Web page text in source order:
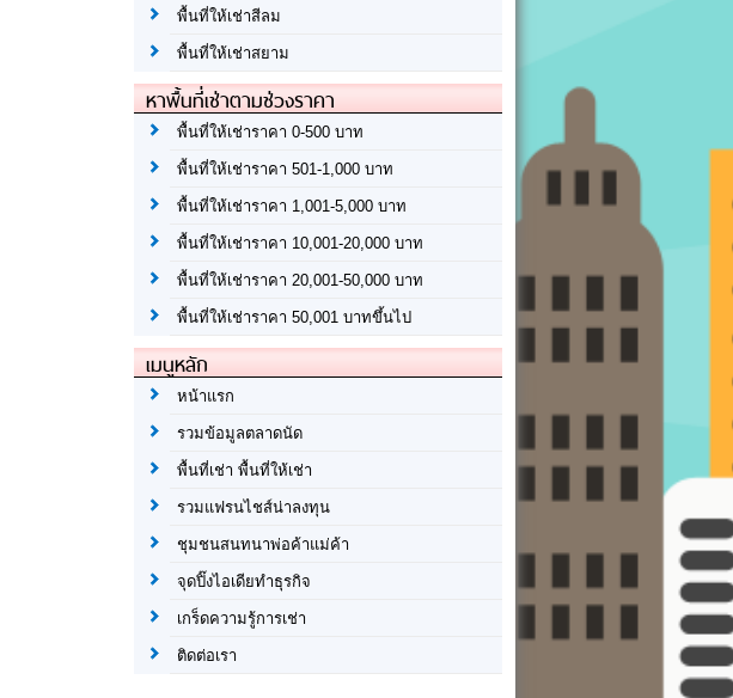
พื้นที่ให้เช่าสีลม
พื้นที่ให้เช่าสยาม
หาพื้นที่เช่าตามช่วงราคา
พื้นที่ให้เช่าราคา 0-500 บาท
พื้นที่ให้เช่าราคา 501-1,000 บาท
พื้นที่ให้เช่าราคา 1,001-5,000 บาท
พื้นที่ให้เช่าราคา 10,001-20,000 บาท
พื้นที่ให้เช่าราคา 20,001-50,000 บาท
พื้นที่ให้เช่าราคา 50,001 บาทขึ้นไป
เมนูหลัก
หน้าแรก
รวมข้อมูลตลาดนัด
พื้นที่เช่า พื้นที่ให้เช่า
รวมแฟรนไชส์น่าลงทุน
ชุมชนสนทนาพ่อค้าแม่ค้า
จุดปิ๊งไอเดียทำธุรกิจ
เกร็ดความรู้การเช่า
ติดต่อเรา